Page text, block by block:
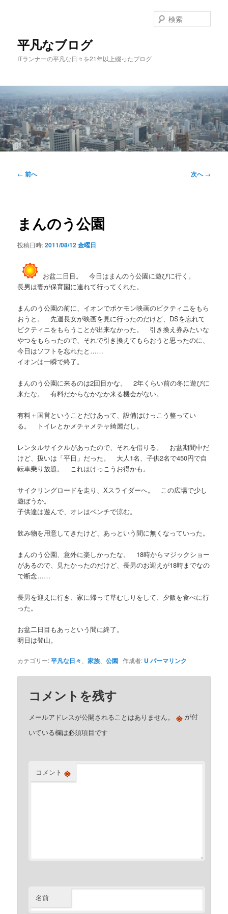
移
動
平凡なブログ
ITランナーの平凡な日々を21年以上綴ったブログ
索
投
ゲ
ー
ョ
← 前へ 次へ→
まんのう公園
投稿日時:2011/08/12 金曜日
お盆二日目。 今日はまんのう公園に遊びに行く。
長男は妻が保育園に連れて行ってくれた。
まんのう公園の前に、イオンでポケモン映画のビクティニをもら
おうと。 先週長女が映画を見に行ったのだけど、DSを忘れて
ビクティニをもらうことが出来なかった。 引き換え券みたいな
やつをもらったので、それで引き換えてもらおうと思ったのに、
今日はソフトを忘れたと……
イオンは一瞬で終了。
まんのう公園に来るのは2回目かな。 2年くらい前の冬に遊びに
来たな。 有料だからなかなか来る機会がない。
有料＋国営ということだけあって、設備はけっこう整ってい
る。 トイレとかメチャメチャ綺麗だし。
レンタルサイクルがあったので、それを借りる。 お盆期間中だ
けど、扱いは「平日」だった。 大人1名、子供2名で450円で自
転車乗り放題。 これはけっこうお得かも。
サイクリングロードを走り、Xスライダーへ。 この広場で少し
遊ぼうか。
子供達は遊んで、オレはベンチで涼む。
飲み物を用意してきたけど、あっという間に無くなっていった。
まんのう公園、意外に楽しかったな。 18時からマジックショー
があるので、見たかったのだけど、長男のお迎えが18時までなの
で断念……
長男を迎えに行き、家に帰って草むしりをして、夕飯を食べに行
った。
お盆二日目もあっという間に終了。
明日は登山。
カテゴリー:平凡な日々 、家族 、公園 作成者: U パーマリンク
コメントを残す
メールアドレスが公開されることはありません。 ※ が付
いている欄は必須項目です
コメント ※
名前